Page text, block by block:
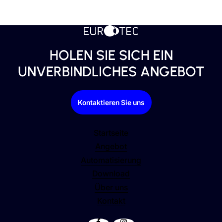
HOLEN SIE SICH EIN
UNVERBINDLICHES ANGEBOT
Kontaktieren Sie uns
Startseite
Angebot
Automatisierung
Download
Über uns
Kontakt